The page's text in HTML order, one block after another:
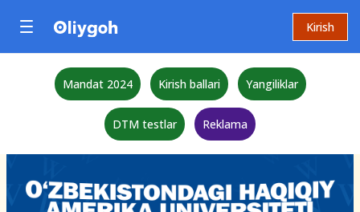
Kirish
Mandat 2024 Kirish ballari Yangiliklar
DTM testlar Reklama